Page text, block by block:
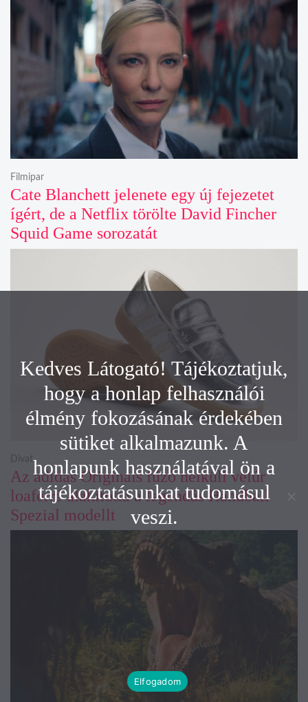
Cate Blanchett jelenete egy új fejezetet
ígért, de a Netflix törölte David Fincher
Squid Game sorozatát
Filmipar
Az adidas Originals fűző nélküli velúr
loaferré alakította a legendás Handball
Spezial modellt
Divat
Kedves Látogató! Tájékoztatjuk,
hogy a honlap felhasználói
élmény fokozásának érdekében
sütiket alkalmazunk. A
honlapunk használatával ön a
tájékoztatásunkat tudomásul
veszi.
Elfogadom